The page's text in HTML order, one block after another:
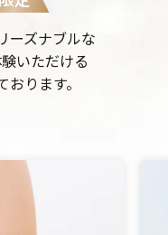
ーズナブルな
いただける
ります。